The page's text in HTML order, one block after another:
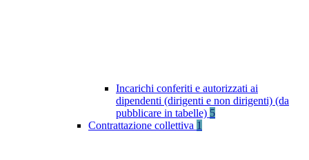
Incarichi conferiti e autorizzati ai
dipendenti (dirigenti e non dirigenti) (da
pubblicare in tabelle) 5
Contrattazione collettiva 1